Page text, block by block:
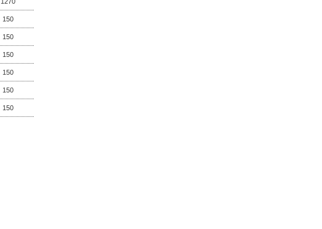
150
150
150
150
150
150